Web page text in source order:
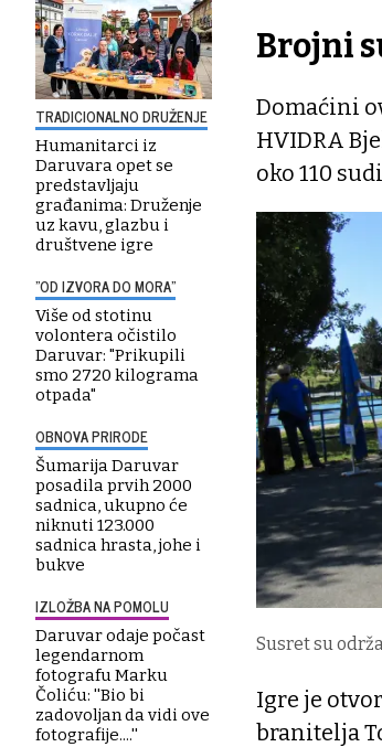
TRADICIONALNO DRUŽENJE
Humanitarci iz
Daruvara opet se
predstavljaju
građanima: Druženje
uz kavu, glazbu i
društvene igre
"OD IZVORA DO MORA"
Više od stotinu
volontera očistilo
Daruvar: "Prikupili
smo 2720 kilograma
otpada"
OBNOVA PRIRODE
Šumarija Daruvar
posadila prvih 2000
sadnica, ukupno će
niknuti 123.000
sadnica hrasta, johe i
bukve
IZLOŽBA NA POMOLU
Daruvar odaje počast
legendarnom
fotografu Marku
Čoliću: ''Bio bi
zadovoljan da vidi ove
fotografije....''
Brojni
Domaćini
HVIDRA
oko 110
Susret su
Igre je
branitelja